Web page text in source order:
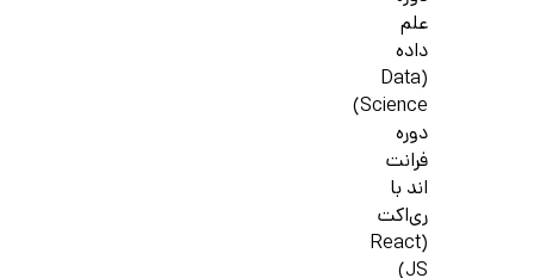
علم
داده
(Data
Science)
دوره
فرانت
اند با
ری‌اکت
(React